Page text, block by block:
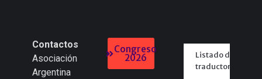
Contactos
Asociación
Argentina
Congreso
2026
Listado de
traductores